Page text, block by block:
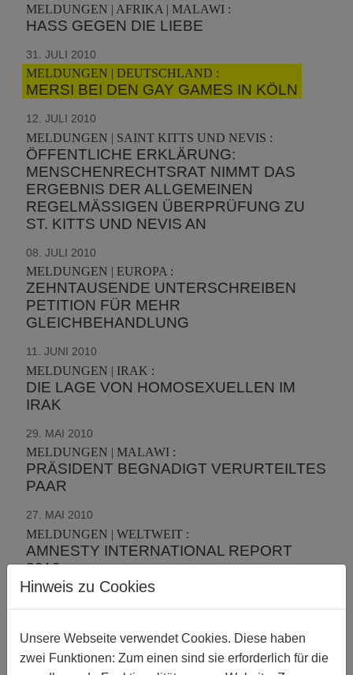
MELDUNGEN | AFRIKA | MALAWI :
HASS GEGEN DIE LIEBE
31. JULI 2010
MELDUNGEN | DEUTSCHLAND :
MERSI BEI DEN GAY GAMES IN KÖLN
12. JULI 2010
MELDUNGEN | SAINT KITTS UND NEVIS :
ÖFFENTLICHE ERKLÄRUNG:
MENSCHENRECHTSRAT NIMMT DAS
ERGEBNIS DER ALLGEMEINEN
REGELMÄSSIGEN ÜBERPRÜFUNG ZU S
T. KITTS UND NEVIS AN
08. JULI 2010
MELDUNGEN | EUROPA :
ZEHNTAUSENDE UNTERSCHREIBEN
PETITION FÜR MEHR
GLEICHBEHANDLUNG
11. JUNI 2010
MELDUNGEN | IRAK :
DIE LAGE VON HOMOSEXUELLEN IM
IRAK
29. MAI 2010
MELDUNGEN | MALAWI :
PRÄSIDENT BEGNADIGT VERURTEILTES
PAAR
27. MAI 2010
MELDUNGEN | WELTWEIT :
AMNESTY INTERNATIONAL REPORT
2010
22. MAI 2010
INTERSEXUALITÄT UND
MENSCHENRECHTE
Hinweis zu Cookies
Unsere Webseite verwendet Cookies. Diese haben
zwei Funktionen: Zum einen sind sie erforderlich für die